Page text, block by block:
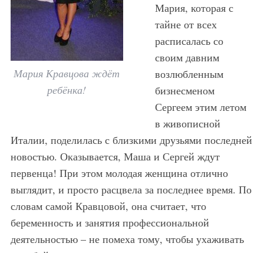
Мария Кравцова ждёт
ребёнка!
Мария, которая с
тайне от всех
расписалась со
своим давним
возлюбленным
бизнесменом
Сергеем этим летом
в живописной
Италии, поделилась с близкими друзьями последней
новостью. Оказывается, Маша и Сергей ждут
первенца! При этом молодая женщина отлично
выглядит, и просто расцвела за последнее время. По
словам самой Кравцовой, она считает, что
беременность и занятия профессиональной
деятельностью – не помеха тому, чтобы ухаживать